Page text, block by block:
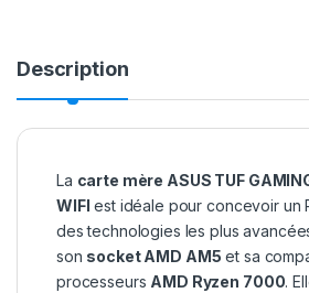
Description
La carte mère ASUS TUF
WIFI est idéale pour concevoir un
des technologies les plus
son socket AMD AM5 et sa
processeurs AMD Ryzen 7000.